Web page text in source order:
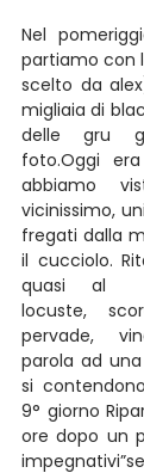
Nel
partiamo con
scelto da
migliaia di
delle gru
foto.Oggi
abbiamo
vicinissimo,
fregati dalla
il cucciolo.
quasi al
locuste,
pervade,
parola ad
si
9° giorno
ore dopo un